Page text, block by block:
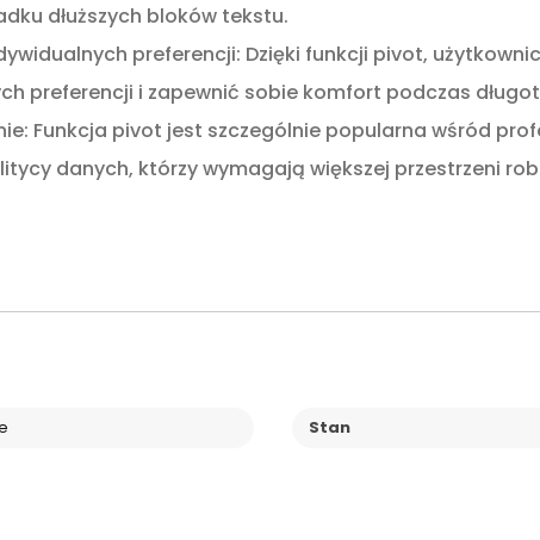
dłuższych bloków tekstu.
preferencji: Dzięki funkcji pivot,
preferencji i zapewnić sobie komfort podczas
Funkcja pivot jest szczególnie popularna wśród
danych, którzy wymagają większej przestrzeni
Stan